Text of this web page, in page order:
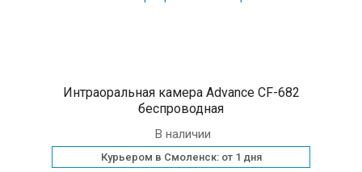
Интраоральная камера Advance CF-682
беспроводная
В наличии
Курьером в Смоленск: от 1 дня